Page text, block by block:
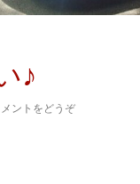
♪
メントをどうぞ